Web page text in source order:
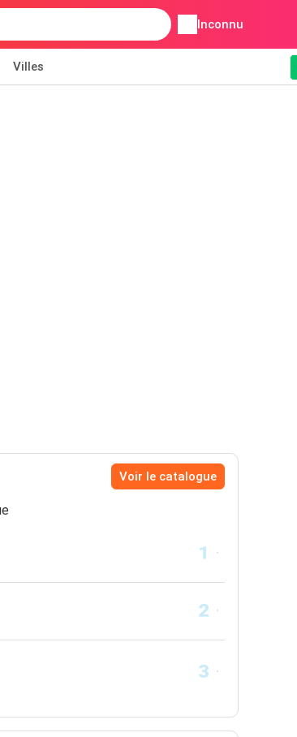
Inconnu
Villes
Voir le catalogue